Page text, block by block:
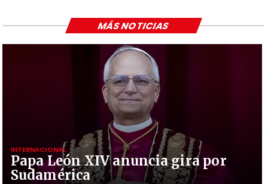
Papa León XIV anuncia gira por
Sudamérica
INTERNACIONAL
MÁS NOTICIAS